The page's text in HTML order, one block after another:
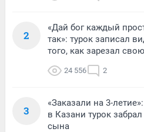
2
«Дай бог каждый
так»: турок записал
того, как зарезал
24 556 2
3
«Заказали на 3-
в Казани турок
сына